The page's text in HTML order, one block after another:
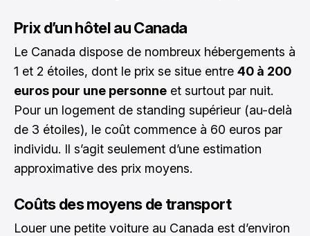
Prix d’un hôtel au Canada
Le Canada dispose de nombreux hébergements à
1 et 2 étoiles, dont le prix se situe entre 40 à 200
euros pour une personne et surtout par nuit.
Pour un logement de standing supérieur (au-delà
de 3 étoiles), le coût commence à 60 euros par
individu. Il s’agit seulement d’une estimation
approximative des prix moyens.
Coûts des moyens de transport
Louer une petite voiture au Canada est d’environ